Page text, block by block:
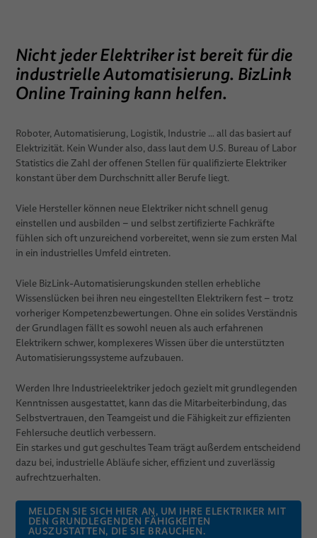
Handling
Nieten
Punktschweißen
Bolzenschweißen
Testverfahren
Publikationen
Standorte
Termine
Nicht jeder Elektriker ist bereit für die
industrielle Automatisierung. BizLink
Online Training kann helfen.
Roboter, Automatisierung, Logistik, Industrie … all das basiert auf
Elektrizität. Kein Wunder also, dass laut dem U.S. Bureau of Labor
Statistics die Zahl der offenen Stellen für qualifizierte Elektriker
konstant über dem Durchschnitt aller Berufe liegt.
Viele Hersteller können neue Elektriker nicht schnell genug
einstellen und ausbilden – und selbst zertifizierte Fachkräfte
fühlen sich oft unzureichend vorbereitet, wenn sie zum ersten Mal
in ein industrielles Umfeld eintreten.
Viele BizLink-Automatisierungskunden stellen erhebliche
Wissenslücken bei ihren neu eingestellten Elektrikern fest – trotz
vorheriger Kompetenzbewertungen. Ohne ein solides Verständnis
der Grundlagen fällt es sowohl neuen als auch erfahrenen
Elektrikern schwer, komplexeres Wissen über die unterstützten
Automatisierungssysteme aufzubauen.
Werden Ihre Industrieelektriker jedoch gezielt mit grundlegenden
Kenntnissen ausgestattet, kann das die Mitarbeiterbindung, das
Selbstvertrauen, den Teamgeist und die Fähigkeit zur effizienten
Fehlersuche deutlich verbessern.
Ein starkes und gut geschultes Team trägt außerdem entscheidend
dazu bei, industrielle Abläufe sicher, effizient und zuverlässig
aufrechtzuerhalten.
MELDEN SIE SICH HIER AN, UM IHRE ELEKTRIKER MIT
DEN GRUNDLEGENDEN FÄHIGKEITEN
AUSZUSTATTEN, DIE SIE BRAUCHEN.